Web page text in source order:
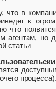
в
к
что
агентам, но
статьи
процесса).